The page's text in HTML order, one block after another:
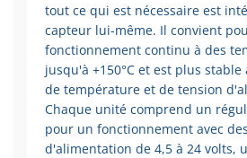
tout ce qui est nécessaire est
capteur lui-même. Il convient
fonctionnement continu à des
jusqu'à +150°C et est plus
de température et de tension
Chaque unité comprend un
pour un fonctionnement avec
d'alimentation de 4,5 à 24 volts,